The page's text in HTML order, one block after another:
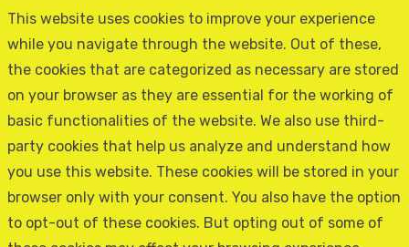
This website uses cookies to improve your experience
while you navigate through the website. Out of these,
the cookies that are categorized as necessary are stored
on your browser as they are essential for the working of
basic functionalities of the website. We also use third-
party cookies that help us analyze and understand how
you use this website. These cookies will be stored in your
browser only with your consent. You also have the option
to opt-out of these cookies. But opting out of some of